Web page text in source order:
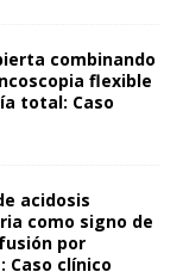
combinando
flexible
total: Caso
acidosis
como signo de
por
Caso clínico